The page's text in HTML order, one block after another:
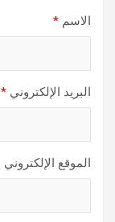
الاسم *
البريد الإلكتروني *
الموقع الإلكتروني